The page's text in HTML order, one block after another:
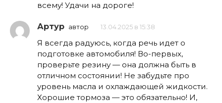
всему! Удачи на дороге!
Артур автор 13.04.2025 в 15:38
Я всегда радуюсь, когда речь идет о
подготовке автомобиля! Во-первых,
проверьте резину — она должна быть в
отличном состоянии! Не забудьте про
уровень масла и охлаждающей жидкости.
Хорошие тормоза — это обязательно! И,